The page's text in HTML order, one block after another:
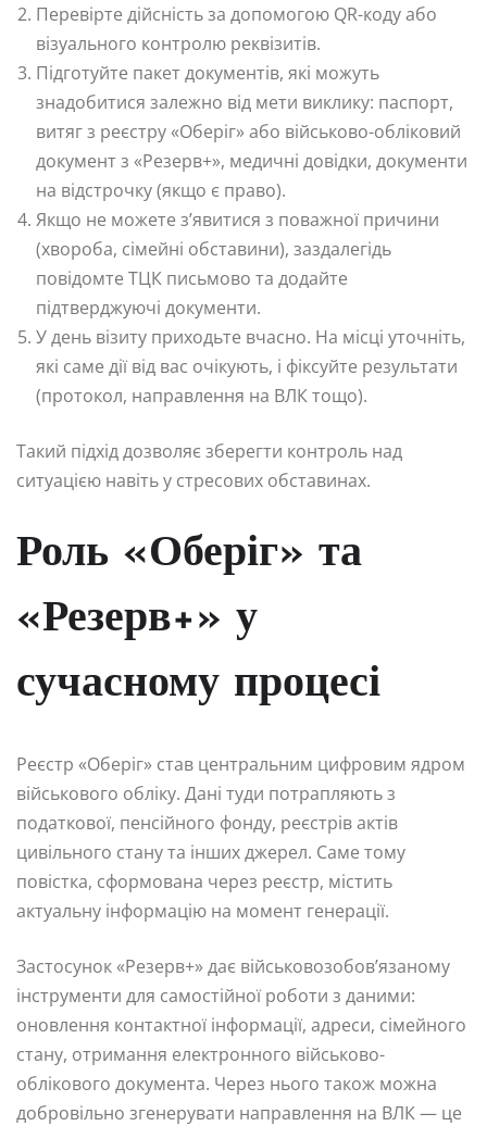
Перевірте дійсність за допомогою QR-коду або
візуального контролю реквізитів.
Підготуйте пакет документів, які можуть
знадобитися залежно від мети виклику: паспорт,
витяг з реєстру «Оберіг» або військово-обліковий
документ з «Резерв+», медичні довідки, документи
на відстрочку (якщо є право).
Якщо не можете з’явитися з поважної причини
(хвороба, сімейні обставини), заздалегідь
повідомте ТЦК письмово та додайте
підтверджуючі документи.
У день візиту приходьте вчасно. На місці уточніть,
які саме дії від вас очікують, і фіксуйте результати
(протокол, направлення на ВЛК тощо).
Такий підхід дозволяє зберегти контроль над
ситуацією навіть у стресових обставинах.
Роль «Оберіг» та
«Резерв+» у
сучасному процесі
Реєстр «Оберіг» став центральним цифровим ядром
військового обліку. Дані туди потрапляють з
податкової, пенсійного фонду, реєстрів актів
цивільного стану та інших джерел. Саме тому
повістка, сформована через реєстр, містить
актуальну інформацію на момент генерації.
Застосунок «Резерв+» дає військовозобов’язаному
інструменти для самостійної роботи з даними:
оновлення контактної інформації, адреси, сімейного
стану, отримання електронного військово-
облікового документа. Через нього також можна
добровільно згенерувати направлення на ВЛК — це